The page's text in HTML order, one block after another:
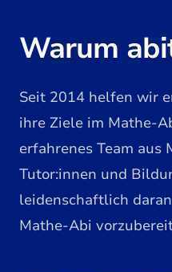
Warum
Seit 2014 helfen wir
ihre Ziele im Mathe-
erfahrenes Team aus
Tutor:innen und
leidenschaftlich
Mathe-Abi